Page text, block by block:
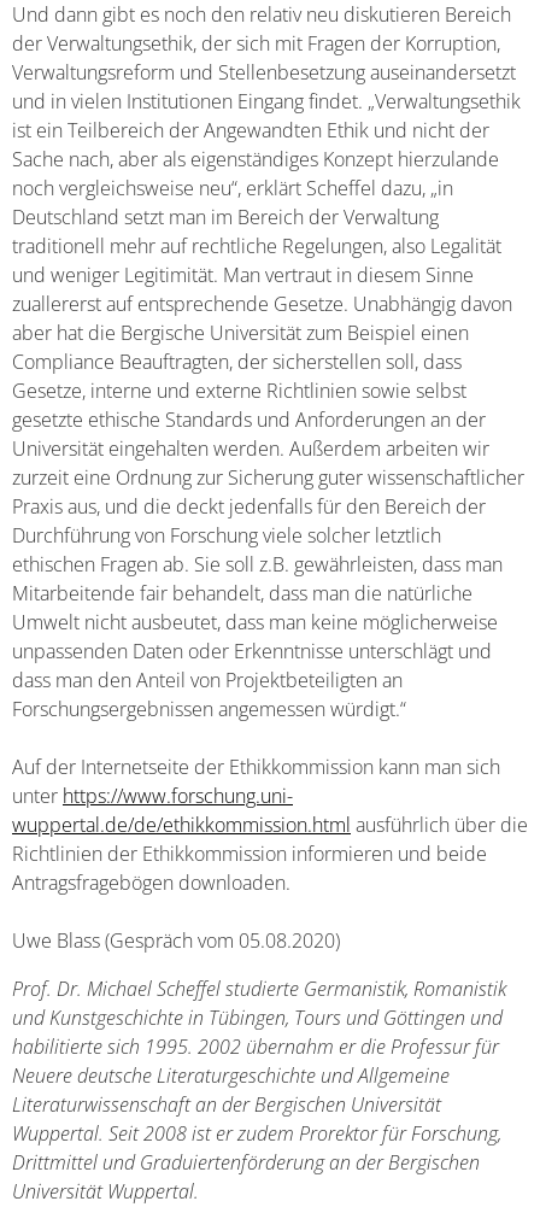
Und dann gibt es noch den relativ neu diskutieren Bereich
der Verwaltungsethik, der sich mit Fragen der Korruption,
Verwaltungsreform und Stellenbesetzung auseinandersetzt
und in vielen Institutionen Eingang findet. „Verwaltungsethik
ist ein Teilbereich der Angewandten Ethik und nicht der
Sache nach, aber als eigenständiges Konzept hierzulande
noch vergleichsweise neu“, erklärt Scheffel dazu, „in
Deutschland setzt man im Bereich der Verwaltung
traditionell mehr auf rechtliche Regelungen, also Legalität
und weniger Legitimität. Man vertraut in diesem Sinne
zuallererst auf entsprechende Gesetze. Unabhängig davon
aber hat die Bergische Universität zum Beispiel einen
Compliance Beauftragten, der sicherstellen soll, dass
Gesetze, interne und externe Richtlinien sowie selbst
gesetzte ethische Standards und Anforderungen an der
Universität eingehalten werden. Außerdem arbeiten wir
zurzeit eine Ordnung zur Sicherung guter wissenschaftlicher
Praxis aus, und die deckt jedenfalls für den Bereich der
Durchführung von Forschung viele solcher letztlich
ethischen Fragen ab. Sie soll z.B. gewährleisten, dass man
Mitarbeitende fair behandelt, dass man die natürliche
Umwelt nicht ausbeutet, dass man keine möglicherweise
unpassenden Daten oder Erkenntnisse unterschlägt und
dass man den Anteil von Projektbeteiligten an
Forschungsergebnissen angemessen würdigt.“
Auf der Internetseite der Ethikkommission kann man sich
unter https://www.forschung.uni-
wuppertal.de/de/ethikkommission.html ausführlich über die
Richtlinien der Ethikkommission informieren und beide
Antragsfragebögen downloaden.
Uwe Blass (Gespräch vom 05.08.2020)
Prof. Dr. Michael Scheffel studierte Germanistik, Romanistik
und Kunstgeschichte in Tübingen, Tours und Göttingen und
habilitierte sich 1995. 2002 übernahm er die Professur für
Neuere deutsche Literaturgeschichte und Allgemeine
Literaturwissenschaft an der Bergischen Universität
Wuppertal. Seit 2008 ist er zudem Prorektor für Forschung,
Drittmittel und Graduiertenförderung an der Bergischen
Universität Wuppertal.